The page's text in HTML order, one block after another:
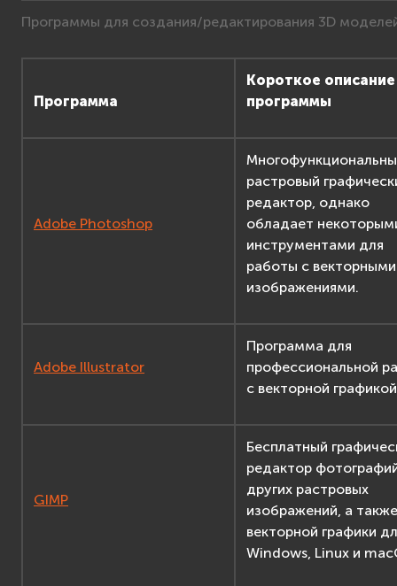
Программы для создания/редактирования 3D
Программа
Короткое описание
программы
Adobe Photoshop
растровый
редактор, однако
обладает
инструментами для
работы с векторными
изображениями.
Adobe Illustrator
Программа для
профессиональной
с векторной
GIMP
Бесплатный
редактор
других растровых
изображений, а также
векторной графики
Windows, Linux и